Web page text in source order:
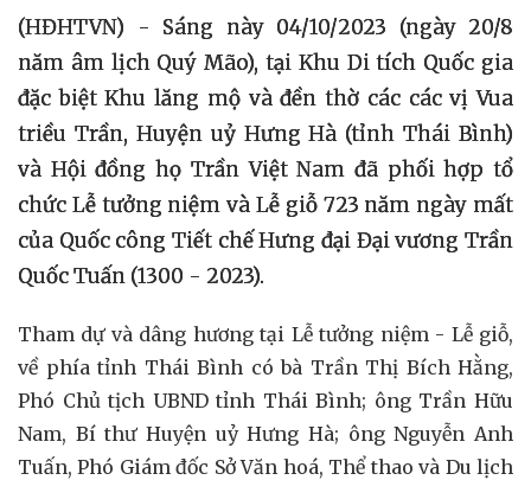
(HĐHTVN) - Sáng này 04/10/2023 (ngày 20/8
năm âm lịch Quý Mão), tại Khu Di tích Quốc gia
đặc biệt Khu lăng mộ và đền thờ các các vị Vua
triều Trần, Huyện uỷ Hưng Hà (tỉnh Thái Bình)
và Hội đồng họ Trần Việt Nam đã phối hợp tổ
chức Lễ tưởng niệm và Lễ giỗ 723 năm ngày mất
của Quốc công Tiết chế Hưng đại Đại vương Trần
Quốc Tuấn (1300 - 2023).
Tham dự và dâng hương tại Lễ tưởng niệm - Lễ giỗ,
về phía tỉnh Thái Bình có bà Trần Thị Bích Hằng,
Phó Chủ tịch UBND tỉnh Thái Bình; ông Trần Hữu
Nam, Bí thư Huyện uỷ Hưng Hà; ông Nguyễn Anh
Tuấn, Phó Giám đốc Sở Văn hoá, Thể thao và Du lịch